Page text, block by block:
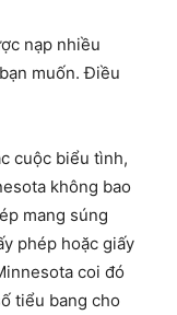
nạp nhiều
muốn. Điều
cuộc biểu tình,
không bao
mang súng
phép hoặc giấy
coi đó
tiểu bang cho